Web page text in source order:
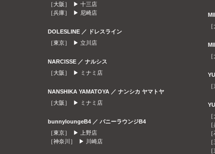
［大阪］ ▶ 十三店
［兵庫］ ▶ 尼崎店
DOLESLINE ／ ドレスライン
［東京］ ▶ 立川店
NARCISSE ／ ナルシス
［大阪］ ▶
ミナミ店
NANSHIKA YAMATOYA ／ ナンシカ ヤマトヤ
［大阪］ ▶
ミナミ店
bunnyloungeB4 ／ バニーラウンジB4
［東京］ ▶
上野店
［神奈川］ ▶
川崎店